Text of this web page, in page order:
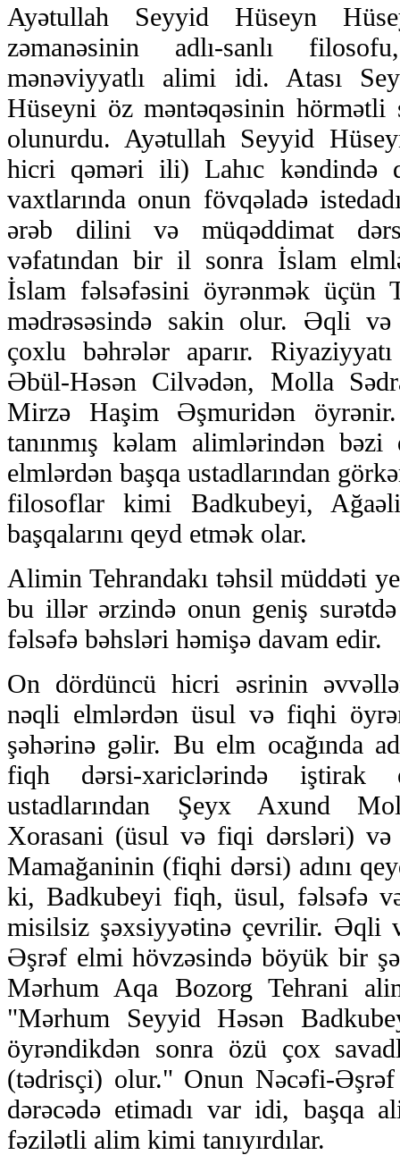
Ayətullah Seyyid Hüseyn
zəmanəsinin adlı-sanlı
mənəviyyatlı alimi idi. Atası
Hüseyni öz məntəqəsinin hörmətli
olunurdu. Ayətullah Seyyid
hicri qəməri ili) Lahıc kəndində
vaxtlarında onun fövqəladə
ərəb dilini və müqəddimat
vəfatından bir il sonra İslam
İslam fəlsəfəsini öyrənmək üçün
mədrəsəsində sakin olur. Əqli
çoxlu bəhrələr aparır.
Əbül-Həsən Cilvədən, Molla
Mirzə Haşim Əşmuridən
tanınmış kəlam alimlərindən
elmlərdən başqa ustadlarından
filosoflar kimi Badkubeyi,
başqalarını qeyd etmək olar.
Alimin Tehrandakı təhsil müddəti
bu illər ərzində onun geniş
fəlsəfə bəhsləri həmişə davam edir.
On dördüncü hicri əsrinin
nəqli elmlərdən üsul və fiqhi
şəhərinə gəlir. Bu elm ocağında
fiqh dərsi-xariclərində iştirak
ustadlarından Şeyx Axund
Xorasani (üsul və fiqi dərsləri) və
Mamağaninin (fiqhi dərsi) adını
ki, Badkubeyi fiqh, üsul, fəlsəfə
misilsiz şəxsiyyətinə çevrilir. Əqli
Əşrəf elmi hövzəsində böyük bir
Mərhum Aqa Bozorg Tehrani
"Mərhum Seyyid Həsən
öyrəndikdən sonra özü çox
(tədrisçi) olur." Onun Nəcəfi-Əşrəf
dərəcədə etimadı var idi, başqa
fəzilətli alim kimi tanıyırdılar.